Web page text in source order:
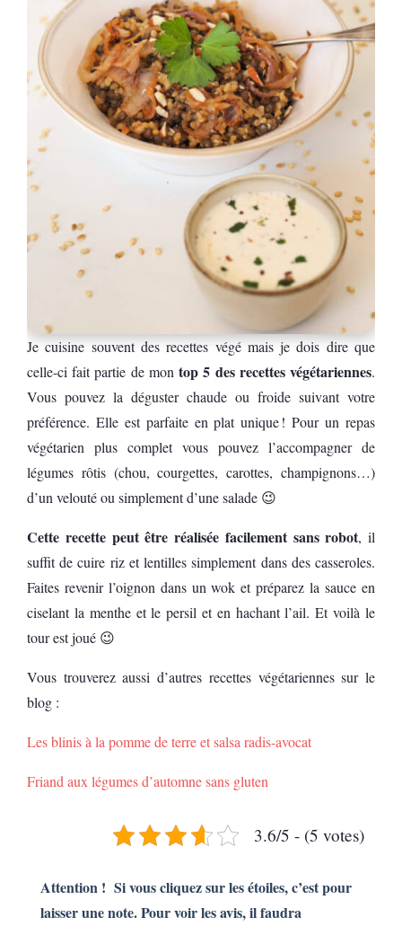
Je cuisine souvent des recettes végé mais je dois dire que
celle-ci fait partie de montop 5 des recettes végétariennes.
Vous pouvez la déguster chaude ou froide suivant votre
préférence. Elle est parfaite en plat unique ! Pour un repas
végétarien plus complet vous pouvez l’accompagner de
légumes rôtis (chou, courgettes, carottes, champignons…)
d’un velouté ou simplement d’une salade 😉
Cette recette peut être réalisée facilement sans robot, il
suffit de cuire riz et lentilles simplement dans des casseroles.
Faites revenir l’oignon dans un wok et préparez la sauce en
ciselant la menthe et le persil et en hachant l’ail. Et voilà le
tour est joué 😉
Vous trouverez aussi d’autres recettes végétariennes sur le
blog :
Les blinis à la pomme de terre et salsa radis-avocat
Friand aux légumes d’automne sans gluten
3.6/5 - (5 votes)
Attention ! Si vous cliquez sur les étoiles, c’est pour
laisser une note. Pour voir les avis, il faudra